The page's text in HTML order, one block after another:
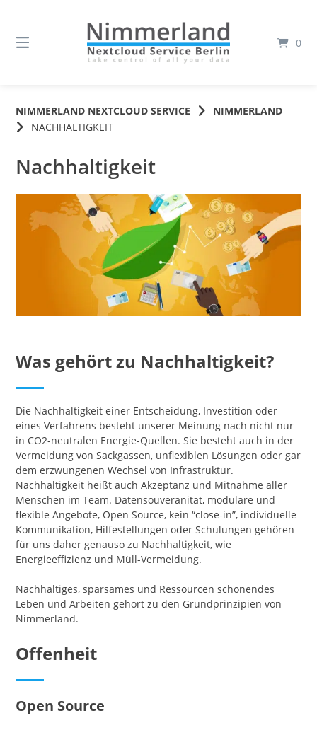
Inhalt
0
NIMMERLAND NEXTCLOUD SERVICE
NIMMERLAND
NACHHALTIGKEIT
Nachhaltigkeit
Was gehört zu Nachhaltigkeit?
Die Nachhaltigkeit einer Entscheidung, Investition oder
eines Verfahrens besteht unserer Meinung nach nicht nur
in CO2-neutralen Energie-Quellen. Sie besteht auch in der
Vermeidung von Sackgassen, unflexiblen Lösungen oder gar
dem erzwungenen Wechsel von Infrastruktur.
Nachhaltigkeit heißt auch Akzeptanz und Mitnahme aller
Menschen im Team. Datensouveränität, modulare und
flexible Angebote, Open Source, kein “close-in”, individuelle
Kommunikation, Hilfestellungen oder Schulungen gehören
für uns daher genauso zu Nachhaltigkeit, wie
Energieeffizienz und Müll-Vermeidung.
Nachhaltiges, sparsames und Ressourcen schonendes
Leben und Arbeiten gehört zu den Grundprinzipien von
Nimmerland.
Offenheit
Open Source